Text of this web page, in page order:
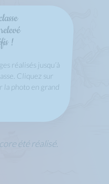
!
réalisés jusqu’à
Cliquez sur
la photo en grand
été réalisé.